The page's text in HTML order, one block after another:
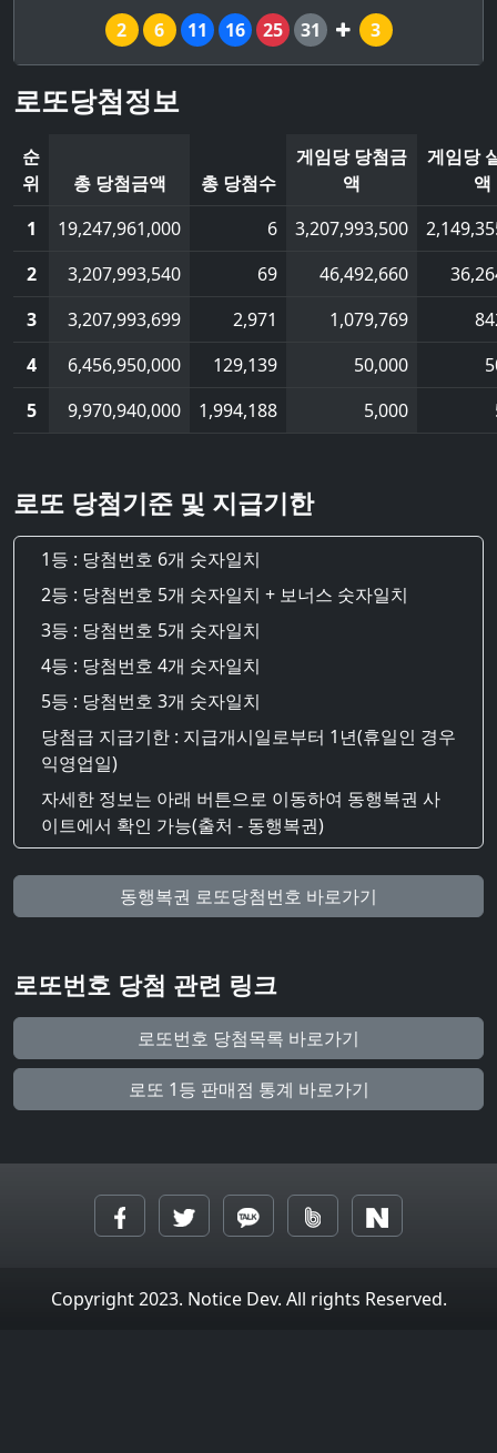
2 6 11 16 25 31 3
로또당첨정보
순
위
총 당첨금액 총 당첨수
게임당 당첨금
액
게임당
액
1
19,247,961,000 6 3,207,993,500
2
3,207,993,540 69 46,492,660
3
3,207,993,699 2,971 1,079,769
4
6,456,950,000 129,139 50,000
5
9,970,940,000 1,994,188 5,000
로또 당첨기준 및 지급기한
1등 : 당첨번호 6개 숫자일치
2등 : 당첨번호 5개 숫자일치 + 보너스 숫자일치
3등 : 당첨번호 5개 숫자일치
4등 : 당첨번호 4개 숫자일치
5등 : 당첨번호 3개 숫자일치
당첨급 지급기한 : 지급개시일로부터 1년(휴일인 경우
익영업일)
자세한 정보는 아래 버튼으로 이동하여 동행복권 사
이트에서 확인 가능(출처 - 동행복권)
동행복권 로또당첨번호 바로가기
로또번호 당첨 관련 링크
로또번호 당첨목록 바로가기
로또 1등 판매점 통계 바로가기
Copyright 2023. Notice Dev. All rights Reserved.